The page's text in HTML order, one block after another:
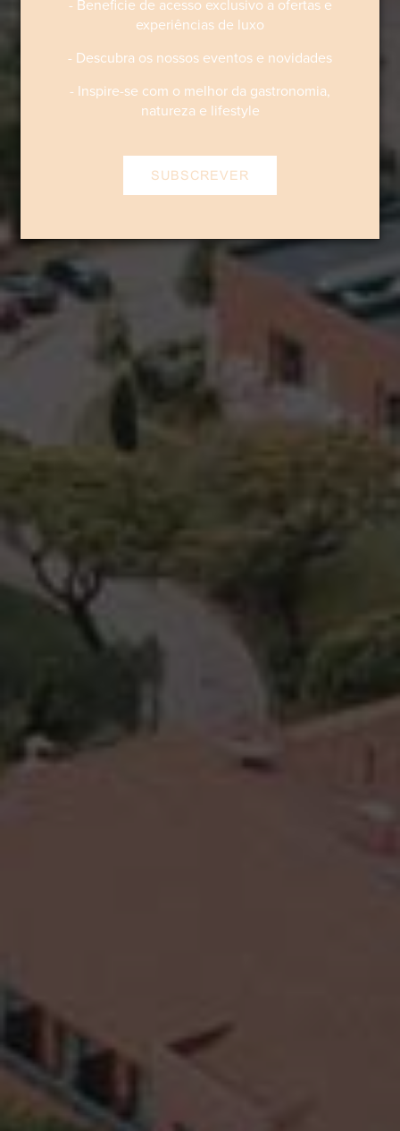
- Beneficie de acesso exclusivo a ofertas e
experiências de luxo
- Descubra os nossos eventos e novidades
- Inspire-se com o melhor da gastronomia,
natureza e lifestyle
SUBSCREVER